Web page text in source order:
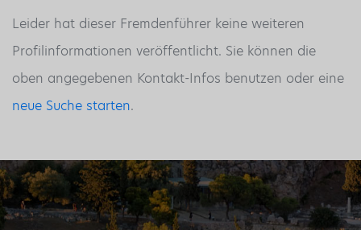
Leider hat dieser Fremdenführer keine weiteren
Profilinformationen veröffentlicht. Sie können die
oben angegebenen Kontakt-Infos benutzen oder eine
neue Suche starten.